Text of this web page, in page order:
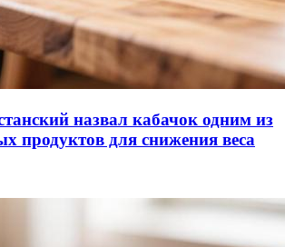
назвал кабачок одним из
продуктов для снижения веса